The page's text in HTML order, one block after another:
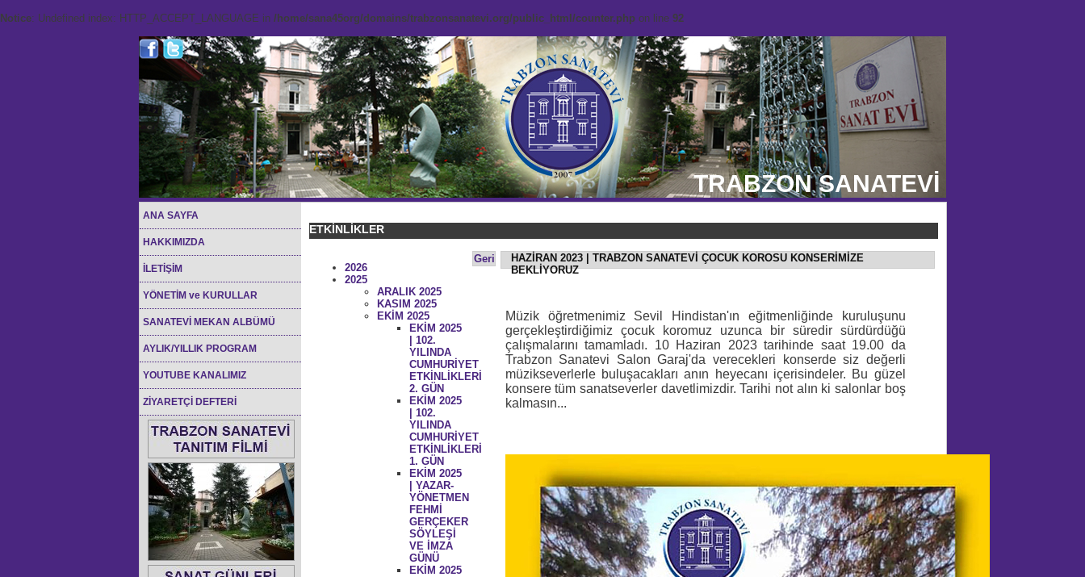
Notice: Undefined index: HTTP_ACCEPT_LANGUAGE in /home/sana45org/domains/trabzonsanatevi.org/public_html/counter.php on line 92
TRABZON SANATEVİ
ANA SAYFA
HAKKIMIZDA
İLETİŞİM
YÖNETİM ve KURULLAR
SANATEVİ MEKAN ALBÜMÜ
AYLIK/YILLIK PROGRAM
YOUTUBE KANALIMIZ
ZİYARETÇİ DEFTERİ
ETKİNLİKLER
Geri
HAZİRAN 2023 | TRABZON SANATEVİ ÇOCUK KOROSU KONSERİMİZE
BEKLİYORUZ
Müzik öğretmenimiz Sevil Hindistan'ın eğitmenliğinde kuruluşunu
gerçekleştirdiğimiz çocuk koromuz uzunca bir süredir sürdürdüğü
çalışmalarını tamamladı. 10 Haziran 2023 tarihinde saat 19.00 da
Trabzon Sanatevi Salon Garaj'da verecekleri konserde siz değerli
müzikseverlerle buluşacakları anın heyecanı içerisindeler. Bu güzel
konsere tüm sanatseverler davetlimizdir. Tarihi not alın ki salonlar boş
kalmasın...
2026
2025
ARALIK 2025
KASIM 2025
EKİM 2025
EKİM 2025
| 102.
YILINDA
CUMHURİYET
ETKİNLİKLERİ
2. GÜN
EKİM 2025
| 102.
YILINDA
CUMHURİYET
ETKİNLİKLERİ
1. GÜN
EKİM 2025
| YAZAR-
YÖNETMEN
FEHMİ
GERÇEKER
SÖYLEŞİ
VE İMZA
GÜNÜ
EKİM 2025